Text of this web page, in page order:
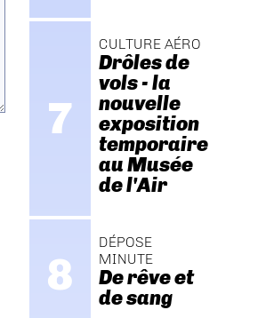
CULTURE AÉRO
Drôles de
vols - la
nouvelle
exposition
temporaire
au Musée
de l'Air
DÉPOSE
MINUTE
De rêve et
de sang